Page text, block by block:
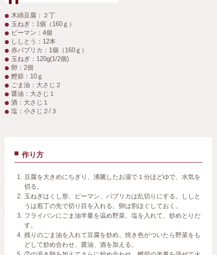
木綿豆腐：２丁
玉ねぎ：1個（160ｇ）
ピーマン：4個
ししとう：12本
赤パプリカ：1個（160ｇ）
玉ねぎ：120g(1/2個)
卵：2個
鰹節：10ｇ
ごま油：大さじ２
醤油：大さじ１
酒：大さじ１
塩：小さじ２/３
作り方
豆腐を大きめにちぎり、沸騰したお湯で１分ほどゆで、水気を
切る。
玉ねぎはくし形、ピーマン、パプリカは乱切りにする。ししと
うは庖丁の先で切り目を入れる。卵は割ほぐしておく。
フライパンにごま油半量を温め野菜、塩を入れて、炒めとりだ
す。
残りのごま油を入れて豆腐を炒め、焼き色がついたら野菜をも
どして炒め合わせ、醤油、酒を加える。